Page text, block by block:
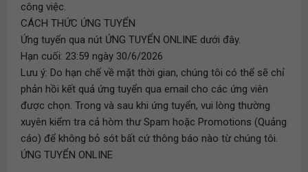
công việc.
CÁCH THỨC ỨNG TUYỂN
Ứng tuyển qua nút ỨNG TUYỂN ONLINE dưới đây.
Hạn cuối: 23:59 ngày 30/6/2026
Lưu ý: Do hạn chế về mặt thời gian, chúng tôi có thể sẽ chỉ
phản hồi kết quả ứng tuyển qua email cho các ứng viên
được chọn. Trong và sau khi ứng tuyển, vui lòng thường
xuyên kiểm tra cả hòm thư Spam hoặc Promotions (Quảng
cáo) để không bỏ sót bất cứ thông báo nào từ chúng tôi.
ỨNG TUYỂN ONLINE